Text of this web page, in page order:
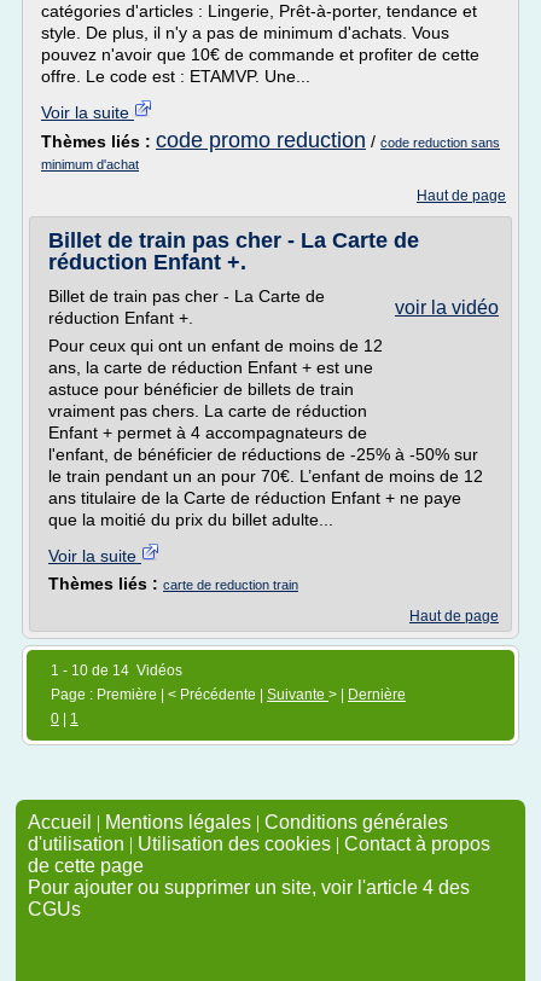
catégories d'articles : Lingerie, Prêt-à-porter, tendance et
style. De plus, il n'y a pas de minimum d'achats. Vous
pouvez n'avoir que 10€ de commande et profiter de cette
offre. Le code est : ETAMVP. Une...
Voir la suite
Thèmes liés : code promo reduction / code reduction sans
minimum d'achat
Haut de page
Billet de train pas cher - La Carte de
réduction Enfant +.
voir la vidéo
Billet de train pas cher - La Carte de
réduction Enfant +.
Pour ceux qui ont un enfant de moins de 12
ans, la carte de réduction Enfant + est une
astuce pour bénéficier de billets de train
vraiment pas chers. La carte de réduction
Enfant + permet à 4 accompagnateurs de
l'enfant, de bénéficier de réductions de -25% à -50% sur
le train pendant un an pour 70€. L’enfant de moins de 12
ans titulaire de la Carte de réduction Enfant + ne paye
que la moitié du prix du billet adulte...
Voir la suite
Thèmes liés : carte de reduction train
Haut de page
1 - 10 de 14 Vidéos
Page : Première | < Précédente | Suivante > |
Dernière
0
1
Accueil | Mentions légales | Conditions générales
d'utilisation | Utilisation des cookies | Contact à propos
de cette page
Pour ajouter ou supprimer un site, voir l'article 4 des
CGUs